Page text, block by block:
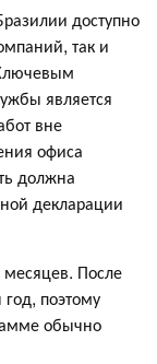
доступно
так и
является
вне
офиса
должна
декларации
После
поэтому
обычно